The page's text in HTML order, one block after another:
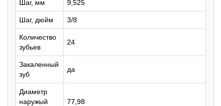
Шаг, мм 9,525
Шаг, дюйм 3/8
Количество
зубьев
24
Закаленный
зуб
да
Диаметр
наружый
77,98